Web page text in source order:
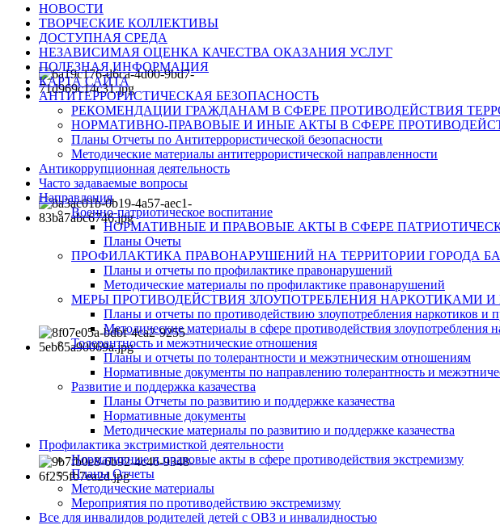
НОВОСТИ
ТВОРЧЕСКИЕ КОЛЛЕКТИВЫ
ДОСТУПНАЯ СРЕДА
НЕЗАВИСИМАЯ ОЦЕНКА КАЧЕСТВА ОКАЗАНИЯ УСЛУГ
ПОЛЕЗНАЯ ИНФОРМАЦИЯ
КАРТА САЙТА
АНТИТЕРРОРИСТИЧЕСКАЯ БЕЗОПАСНОСТЬ
РЕКОМЕНДАЦИИ ГРАЖДАНАМ В СФЕРЕ ПРОТИВОДЕЙСТВИЯ
НОРМАТИВНО-ПРАВОВЫЕ И ИНЫЕ АКТЫ В СФЕРЕ
Планы Отчеты по Антитеррористической безопасности
Методические материалы антитеррористической направленности
Антикоррупционная деятельность
Часто задаваемые вопросы
Направления
Военно-патриотическое воспитание
НОРМАТИВНЫЕ И ПРАВОВЫЕ АКТЫ В СФЕРЕ
Планы Очеты
ПРОФИЛАКТИКА ПРАВОНАРУШЕНИЙ НА ТЕРРИТОРИИ ГОРОДА
Планы и отчеты по профилактике правонарушений
Методические материалы по профилактике правонарушений
МЕРЫ ПРОТИВОДЕЙСТВИЯ ЗЛОУПОТРЕБЛЕНИЯ НАРКОТИКАМИ
Планы и отчеты по противодействию злоупотребления наркотиков и
Методические материалы в сфере противодействия
Толерантность и межэтнические отношения
Планы и отчеты по толерантности и межэтническим отношениям
Нормативные документы по направлению толерантность и
Развитие и поддержка казачества
Планы Отчеты по развитию и поддержке казачества
Нормативные документы
Методические материалы по развитию и поддержке казачества
Профилактика экстримисткой деятельности
Нормативные и правовые акты в сфере противодействия экстремизму
Планы Отчеты
Методические материалы
Мероприятия по противодействию экстремизму
Все для инвалидов родителей детей с ОВЗ и инвалидностью